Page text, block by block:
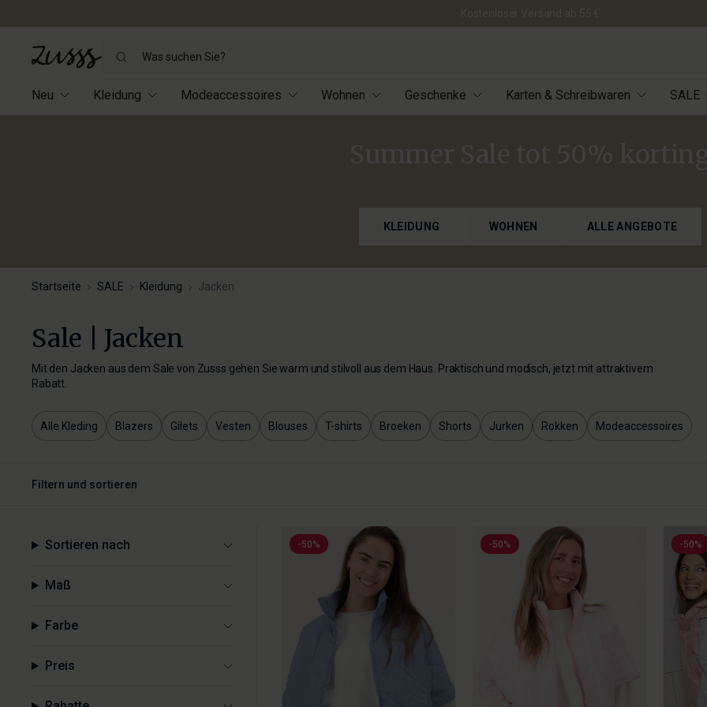
Was
Sie?
Neu Kleidung Modeaccessoires Wohnen Geschenke Karten & Schreibwaren SALE
KLEIDUNG WOHNEN ALLE ANGEBOTE
Startseite SALE Kleidung Jacken
Sale | Jacken
Mit den Jacken aus dem Sale von Zusss gehen Sie warm und stilvoll aus dem Haus. Praktisch und modisch, jetzt mit attraktivem
Rabatt.
Alle Kleding Blazers Gilets Vesten Blouses T-shirts Broeken Shorts Jurken Rokken Modeaccessoires
Filtern und sortieren
Sortieren nach
Maß
Farbe
Preis
-50% -50% -50%